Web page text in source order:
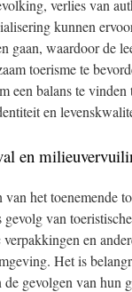
verlies van
kunnen
gaan, waardoor de
toerisme te
een balans te
en
en
van het toenemende
van
en
Het is
gevolgen van hun